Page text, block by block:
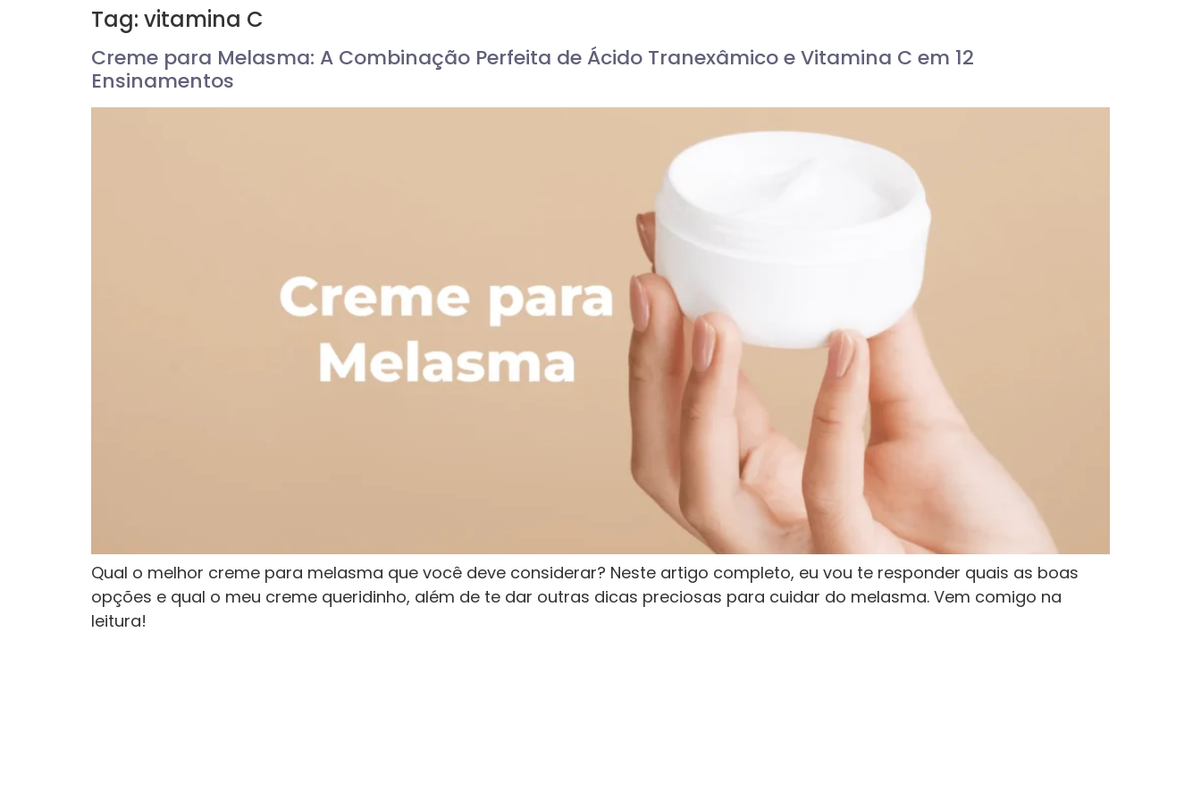
Tag: vitamina C
Creme para Melasma: A Combinação Perfeita de Ácido Tranexâmico e Vitamina C em 12
Ensinamentos
Qual o melhor creme para melasma que você deve considerar? Neste artigo completo, eu vou te responder quais as boas
opções e qual o meu creme queridinho, além de te dar outras dicas preciosas para cuidar do melasma. Vem comigo na
leitura!